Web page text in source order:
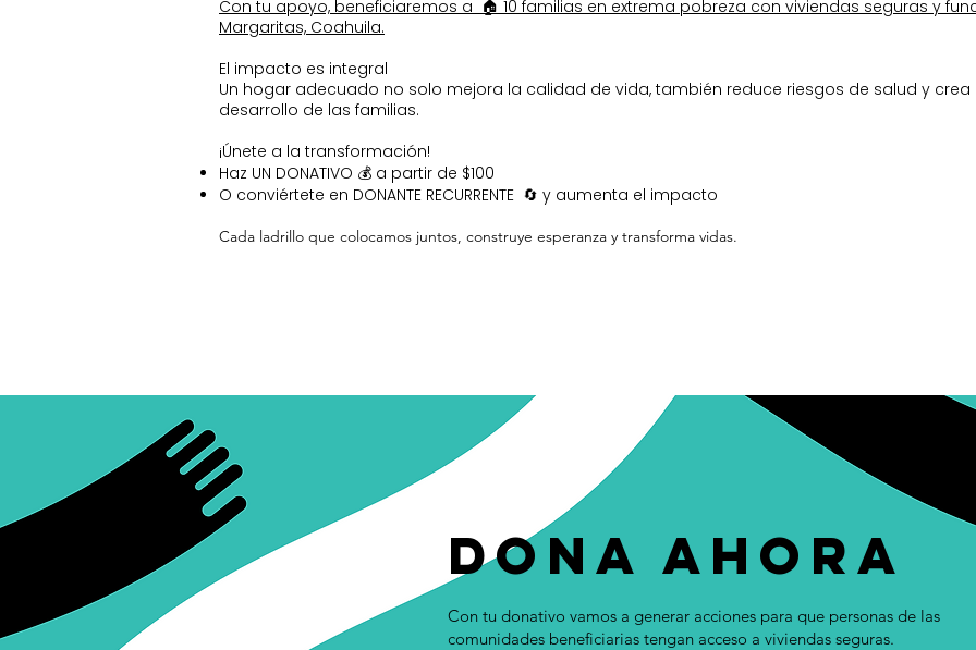
Con tu apoyo, beneficiaremos a 🏠 10 familias en extrema pobreza con viviendas seguras y
Margaritas, Coahuila.
El impacto es integral
Un hogar adecuado no solo mejora la calidad de vida, también reduce riesgos de salud y
desarrollo de las familias.
¡Únete a la transformación!
Haz UN DONATIVO 💰 a partir de $100
O conviértete en DONANTE RECURRENTE 🔄 y aumenta el impacto
​Cada ladrillo que colocamos juntos, construye esperanza y transforma vidas.​
Dona ahora
Con tu donativo vamos a generar acciones para que personas de las
comunidades beneficiarias tengan acceso a viviendas seguras.